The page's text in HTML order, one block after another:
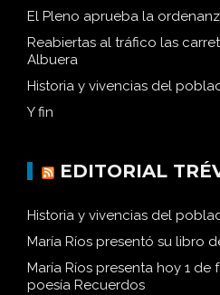
El Pleno aprueba la
Reabiertas al tráfico las
Albuera
Historia y vivencias del
Y fin
EDITORIAL
Historia y vivencias del
María Ríos presentó su libro
María Ríos presenta hoy 1
poesía Recuerdos